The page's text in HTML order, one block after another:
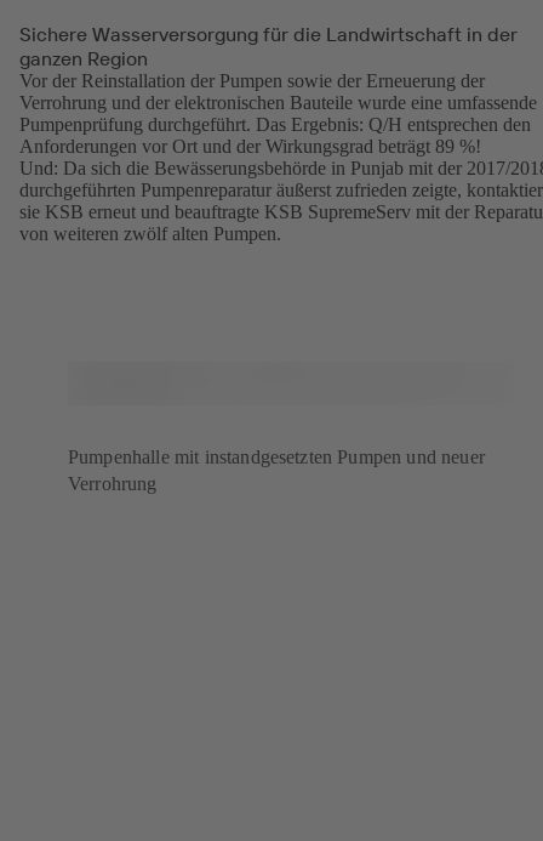
Sichere Wasserversorgung für die Landwirtschaft in der
ganzen Region
Vor der Reinstallation der Pumpen sowie der Erneuerung der
Verrohrung und der elektronischen Bauteile wurde eine umfassende
Pumpenprüfung durchgeführt. Das Ergebnis: Q/H entsprechen den
Anforderungen vor Ort und der Wirkungsgrad beträgt 89 %!
Und: Da sich die Bewässerungsbehörde in Punjab mit der 2017/
durchgeführten Pumpenreparatur äußerst zufrieden zeigte,
sie KSB erneut und beauftragte KSB SupremeServ mit der
von weiteren zwölf alten Pumpen.
Pumpenhalle mit instandgesetzten Pumpen und neuer
Verrohrung